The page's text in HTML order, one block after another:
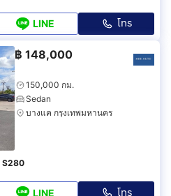
LINE โทร
฿ 148,000
150,000 กม.
Sedan
บางแค กรุงเทพมหานคร
S280
LINE โทร